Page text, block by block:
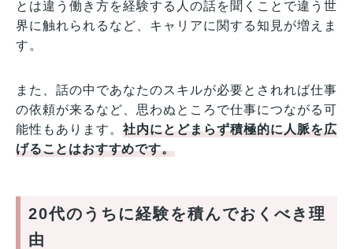
とは違う働き方を経験する人の話を聞くことで違う世
界に触れられるなど、キャリアに関する知見が増えま
す。
また、話の中であなたのスキルが必要とされれば仕事
の依頼が来るなど、思わぬところで仕事につながる可
能性もあります。社内にとどまらず積極的に人脈を広
げることはおすすめです。
20代のうちに経験を積んでおくべき理
由